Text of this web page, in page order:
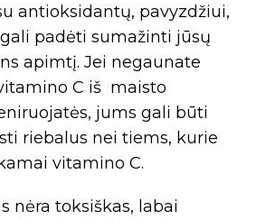
antioksidantų, pavyzdžiui,
padėti sumažinti jūsų
apimtį. Jei negaunate
C iš maisto
jums gali būti
riebalus nei tiems, kurie
vitamino C.
nėra toksiškas, labai